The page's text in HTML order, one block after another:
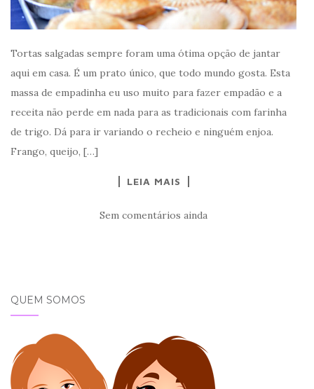
Tortas salgadas sempre foram uma ótima opção de jantar
aqui em casa. É um prato único, que todo mundo gosta. Esta
massa de empadinha eu uso muito para fazer empadão e a
receita não perde em nada para as tradicionais com farinha
de trigo. Dá para ir variando o recheio e ninguém enjoa.
Frango, queijo, […]
LEIA MAIS
Sem comentários ainda
QUEM SOMOS